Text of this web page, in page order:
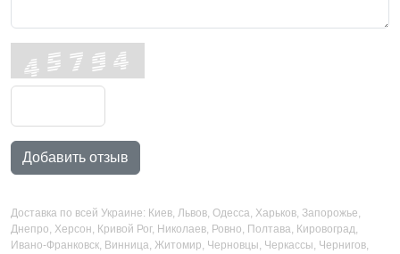
Добавить отзыв
Доставка по всей Украине: Киев, Львов, Одесса, Харьков, Запорожье,
Днепро, Херсон, Кривой Рог, Николаев, Ровно, Полтава, Кировоград,
Ивано-Франковск, Винница, Житомир, Черновцы, Черкассы, Чернигов,